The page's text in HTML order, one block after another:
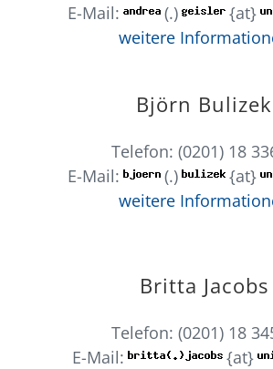
E-Mail:
(.) {at}
weitere
Björn Bulizek
Telefon: (0201) 18
E-Mail:
(.) {at}
weitere
Britta Jacobs
Telefon: (0201) 18
E-Mail:
{at}